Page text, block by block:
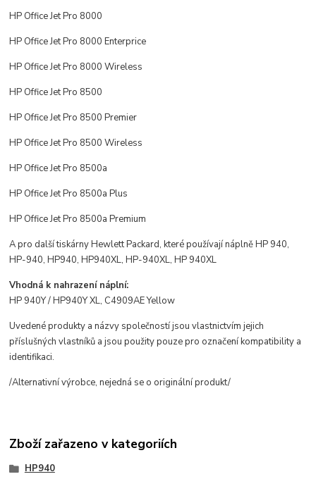
HP Office Jet Pro 8000
HP Office Jet Pro 8000 Enterprice
HP Office Jet Pro 8000 Wireless
HP Office Jet Pro 8500
HP Office Jet Pro 8500 Premier
HP Office Jet Pro 8500 Wireless
HP Office Jet Pro 8500a
HP Office Jet Pro 8500a Plus
HP Office Jet Pro 8500a Premium
A pro další tiskárny Hewlett Packard, které používají náplně HP 940,
HP-940, HP940, HP940XL, HP-940XL, HP 940XL
Vhodná k nahrazení náplní:
HP 940Y / HP940Y XL, C4909AEYellow
Uvedené produkty a názvy společností jsou vlastnictvím jejich
příslušných vlastníků a jsou použity pouze pro označení kompatibility a
identifikaci.
/Alternativní výrobce, nejedná se o originální produkt/
Zboží zařazeno v kategoriích
HP940